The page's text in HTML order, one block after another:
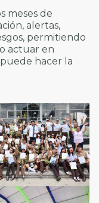
meses de
alertas,
permitiendo
actuar en
hacer la